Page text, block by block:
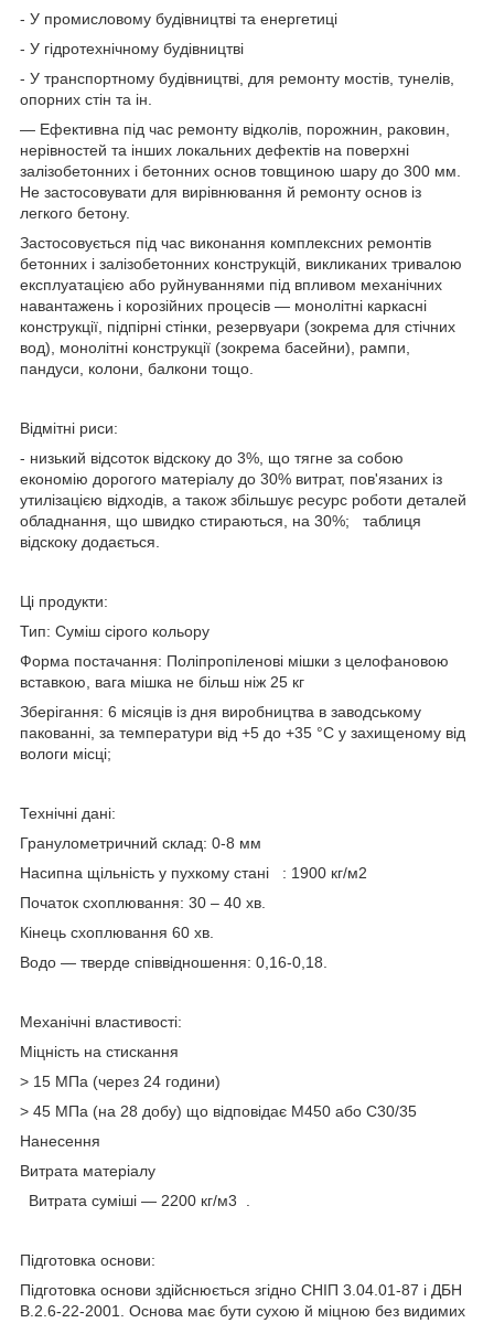
- У промисловому будівництві та енергетиці
- У гідротехнічному будівництві
- У транспортному будівництві, для ремонту мостів, тунелів,
опорних стін та ін.
— Ефективна під час ремонту відколів, порожнин, раковин,
нерівностей та інших локальних дефектів на поверхні
залізобетонних і бетонних основ товщиною шару до 300 мм.
Не застосовувати для вирівнювання й ремонту основ із
легкого бетону.
Застосовується під час виконання комплексних ремонтів
бетонних і залізобетонних конструкцій, викликаних тривалою
експлуатацією або руйнуваннями під впливом механічних
навантажень і корозійних процесів — монолітні каркасні
конструкції, підпірні стінки, резервуари (зокрема для стічних
вод), монолітні конструкції (зокрема басейни), рампи,
пандуси, колони, балкони тощо.
Відмітні риси:
- низький відсоток відскоку до 3%, що тягне за собою
економію дорогого матеріалу до 30% витрат, пов'язаних із
утилізацією відходів, а також збільшує ресурс роботи деталей
обладнання, що швидко стираються, на 30%; таблиця
відскоку додається.
Ці продукти:
Тип: Суміш сірого кольору
Форма постачання: Поліпропіленові мішки з целофановою
вставкою, вага мішка не більш ніж 25 кг
Зберігання: 6 місяців із дня виробництва в заводському
пакованні, за температури від +5 до +35 °C у захищеному від
вологи місці;
Технічні дані:
Гранулометричний склад: 0-8 мм
Насипна щільність у пухкому стані : 1900 кг/м2
Початок схоплювання: 30 – 40 хв.
Кінець схоплювання 60 хв.
Водо — тверде співвідношення: 0,16-0,18.
Механічні властивості:
Міцність на стискання
> 15 МПа (через 24 години)
> 45 МПа (на 28 добу) що відповідає М450 або С30/35
Нанесення
Витрата матеріалу
Витрата суміші — 2200 кг/м3
Підготовка основи:
Підготовка основи здійснюється згідно СНІП 3.04.01-87 і ДБН
В.2.6-22-2001. Основа має бути сухою й міцною без видимих